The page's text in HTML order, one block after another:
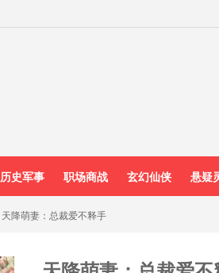
历史军事 职场商战 玄幻仙侠 悬疑
天降萌妻：总裁爱不释手